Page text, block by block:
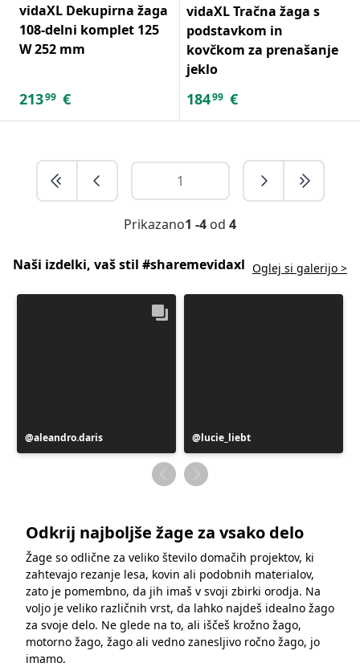
vidaXL Dekupirna žaga
108-delni komplet 125
W 252 mm
21399 €
vidaXL Tračna žaga s
podstavkom in
kovčkom za prenašanje
jeklo
18499 €
Prikazano1 -4 od 4
Naši izdelki, vaš stil #sharemevidaxl Oglej si galerijo >
Objavo
je
aleandro.daris
Objavo
je
objavil
lucie_liebt
Odkrij najboljše žage za vsako delo
Žage so odlične za veliko število domačih projektov, ki
zahtevajo rezanje lesa, kovin ali podobnih materialov,
zato je pomembno, da jih imaš v svoji zbirki orodja. Na
voljo je veliko različnih vrst, da lahko najdeš idealno žago
za svoje delo. Ne glede na to, ali iščeš krožno žago,
motorno žago, žago ali vedno zanesljivo ročno žago, jo
imamo.